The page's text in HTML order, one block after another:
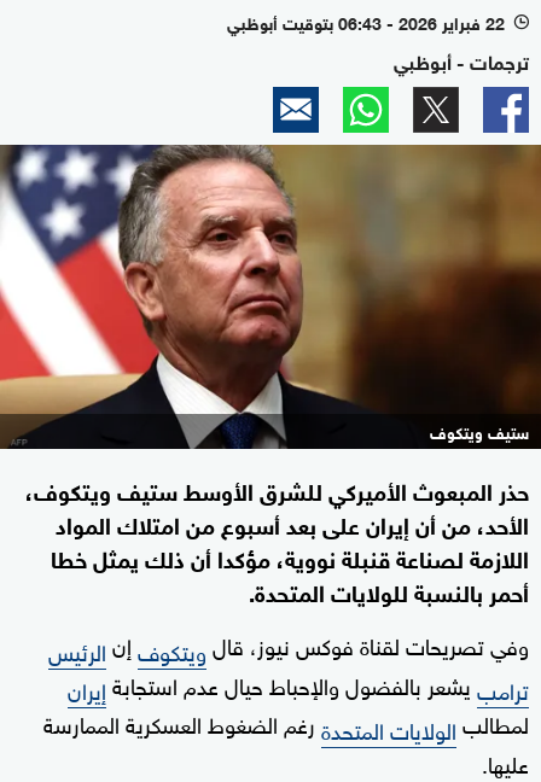
l 22 فبراير 2026 - 06:43 بتوقيت أبوظبي
ترجمات - أبوظبي
ستيف ويتكوف
حذر المبعوث الأميركي للشرق الأوسط ستيف ويتكوف،
الأحد، من أن إيران على بعد أسبوع من امتلاك المواد
اللازمة لصناعة قنبلة نووية، مؤكدا أن ذلك يمثل خطا
أحمر بالنسبة للولايات المتحدة.
وفي تصريحات لقناة فوكس نيوز، قالويتكوفإنالرئيس
ترامبيشعر بالفضول والإحباط حيال عدم استجابةإيران
لمطالبالولايات المتحدةرغم الضغوط العسكرية الممارسة
عليها.